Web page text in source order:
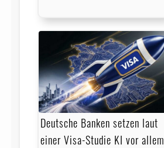
Deutsche Banken setzen laut
einer Visa-Studie KI vor allem